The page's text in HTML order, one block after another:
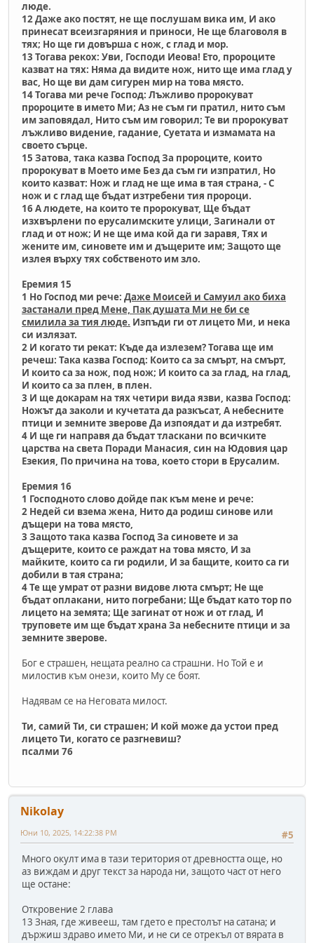
люде.
12 Даже ако постят, не ще послушам вика им, И ако
принесат всеизгаряния и приноси, Не ще благоволя в
тях; Но ще ги довърша с нож, с глад и мор.
13 Тогава рекох: Уви, Господи Иеова! Ето, пророците
казват на тях: Няма да видите нож, нито ще има глад у
вас, Но ще ви дам сигурен мир на това място.
14 Тогава ми рече Господ: Лъжливо пророкуват
пророците в името Ми; Аз не съм ги пратил, нито съм
им заповядал, Нито съм им говорил; Те ви пророкуват
лъжливо видение, гадание, Суетата и измамата на
своето сърце.
15 Затова, така казва Господ За пророците, които
пророкуват в Моето име Без да съм ги изпратил, Но
които казват: Нож и глад не ще има в тая страна, - С
нож и с глад ще бъдат изтребени тия пророци.
16 А людете, на които те пророкуват, Ще бъдат
изхвърлени по ерусалимските улици, Загинали от
глад и от нож; И не ще има кой да ги заравя, Тях и
жените им, синовете им и дъщерите им; Защото ще
излея върху тях собственото им зло.
Еремия 15
1 Но Господ ми рече: Даже Моисей и Самуил ако биха
застанали пред Мене, Пак душата Ми не би се
смилила за тия люде. Изпъди ги от лицето Ми, и нека
си излязат.
2 И когато ти рекат: Къде да излезем? Тогава ще им
речеш: Така казва Господ: Които са за смърт, на смърт,
И които са за нож, под нож; И които са за глад, на глад,
И които са за плен, в плен.
3 И ще докарам на тях четири вида язви, казва Господ:
Ножът да заколи и кучетата да разкъсат, А небесните
птици и земните зверове Да изпоядат и да изтребят.
4 И ще ги направя да бъдат тласкани по всичките
царства на света Поради Манасия, син на Юдовия цар
Езекия, По причина на това, което стори в Ерусалим.
Еремия 16
1 Господното слово дойде пак към мене и рече:
2 Недей си взема жена, Нито да родиш синове или
дъщери на това място,
3 Защото така казва Господ За синовете и за
дъщерите, които се раждат на това място, И за
майките, които са ги родили, И за бащите, които са ги
добили в тая страна;
4 Те ще умрат от разни видове люта смърт; Не ще
бъдат оплакани, нито погребани; Ще бъдат като тор по
лицето на земята; Ще загинат от нож и от глад, И
труповете им ще бъдат храна За небесните птици и за
земните зверове.
Бог е страшен, нещата реално са страшни. Но Той е и
милостив към онези, които Му се боят.
Надявам се на Неговата милост.
Ти, самий Ти, си страшен; И кой може да устои пред
лицето Ти, когато се разгневиш?
псалми 76
Nikolay
#5
Юни 10, 2025, 14:22:38 PM
Много окулт има в тази територия от древността още, но
аз виждам и друг текст за народа ни, защото част от него
ще остане:
Откровение 2 глава
13 Зная, где живееш, там гдето е престолът на сатана; и
държиш здраво името Ми, и не си се отрекъл от вярата в